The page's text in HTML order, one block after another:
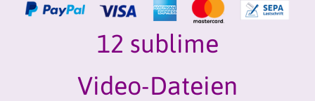
12 sublime
Video-Dateien